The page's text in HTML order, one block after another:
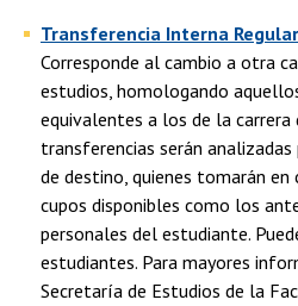
Transferencia Interna Regular
Corresponde al cambio a otra
estudios, homologando
equivalentes a los de la carrera
transferencias serán
de destino, quienes tomarán
cupos disponibles como los
personales del estudiante.
estudiantes. Para mayores
Secretaría de Estudios de la